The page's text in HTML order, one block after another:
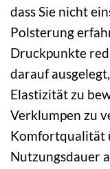
dass Sie nicht
Polsterung
Druckpunkte
darauf
Elastizität zu
Verklumpen zu
Komfortqualität
Nutzungsdauer